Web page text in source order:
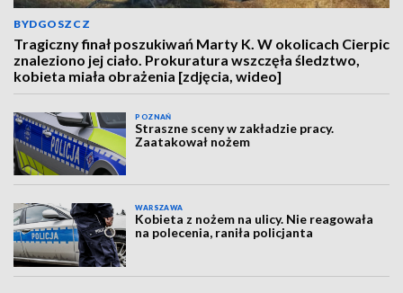
BYDGOSZCZ
Tragiczny finał poszukiwań Marty K. W okolicach Cierpic
znaleziono jej ciało. Prokuratura wszczęła śledztwo,
kobieta miała obrażenia [zdjęcia, wideo]
POZNAŃ
Straszne sceny w zakładzie pracy.
Zaatakował nożem
WARSZAWA
Kobieta z nożem na ulicy. Nie reagowała
na polecenia, raniła policjanta